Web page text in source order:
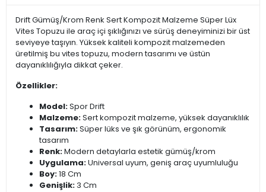
Drift Gümüş/Krom Renk Sert Kompozit Malzeme Süper Lüx
Vites Topuzu ile araç içi şıklığınızı ve sürüş deneyiminizi bir üst
seviyeye taşıyın. Yüksek kaliteli kompozit malzemeden
üretilmiş bu vites topuzu, modern tasarımı ve üstün
dayanıklılığıyla dikkat çeker.
Özellikler:
Model:Spor Drift
Malzeme:Sert kompozit malzeme, yüksek dayanıklılık
Tasarım:Süper lüks ve şık görünüm, ergonomik
tasarım
Renk:Modern detaylarla estetik gümüş/krom
Uygulama:Universal uyum, geniş araç uyumluluğu
Boy:18 Cm
Genişlik:3 Cm